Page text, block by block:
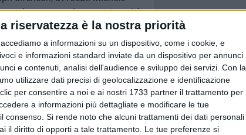
riservatezza è la nostra priorità
a informazioni su un dispositivo, come i cookie, e
e informazioni standard inviate da un dispositivo per annunci
e contenuti, analisi dell'audience e sviluppo dei servizi. Con la
utilizzare dati precisi di geolocalizzazione e identificazione
per consentire a noi e ai nostri 1733 partner il trattamento per
a informazioni più dettagliate e modificare le tue
consenso. Si rende noto che alcuni trattamenti dei dati personali
il diritto di opporti a tale trattamento. Le tue preferenze si
emergere la sua estraneità
espressamente al
carenza di interesse.